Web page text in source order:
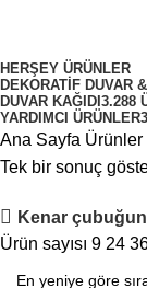
HERŞEY ÜRÜNLER
DEKORATIF DUVAR
DUVAR KAĞIDI 3.288
YARDIMCI ÜRÜNLER
Ana Sayfa Ürünler
Tek bir sonuç
Kenar
Ürün sayısı 9 24